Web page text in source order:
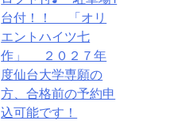
台付！！ 「オリ
エントハイツ七
作」 ２０２７年
度仙台大学専願の
方、合格前の予約申
込可能です！